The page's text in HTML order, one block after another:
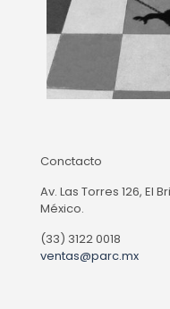
Conctacto
Av. Las Torres 126, El
México.
(33) 3122 0018
ventas@parc.mx